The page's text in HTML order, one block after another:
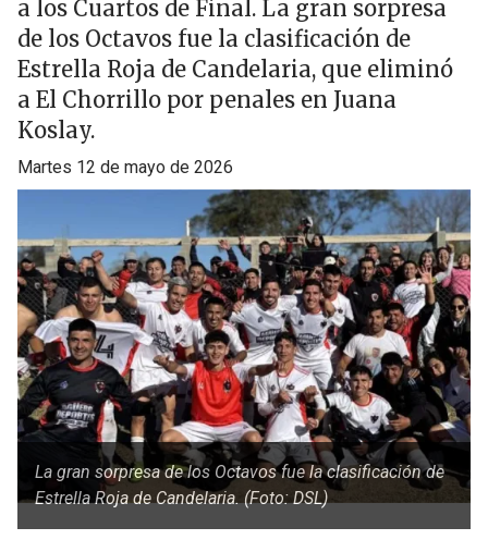
a los Cuartos de Final. La gran sorpresa
de los Octavos fue la clasificación de
Estrella Roja de Candelaria, que eliminó
a El Chorrillo por penales en Juana
Koslay.
martes 12 de mayo de 2026
La gran sorpresa de los Octavos fue la clasificación de
Estrella Roja de Candelaria. (Foto: DSL)